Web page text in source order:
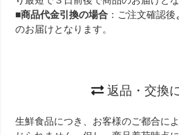
■商品代金引換の場合 ：ご注文確認
のお届けとなります。
返品・交換
生鮮食品につき、お客様のご都合に